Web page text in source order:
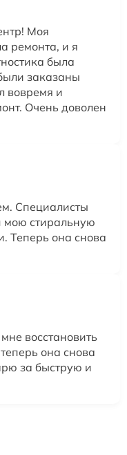
Моя
ремонта, и я
была
заказаны
вовремя и
Очень доволен
Специалисты
мою стиральную
Теперь она снова
восстановить
она снова
за быструю и